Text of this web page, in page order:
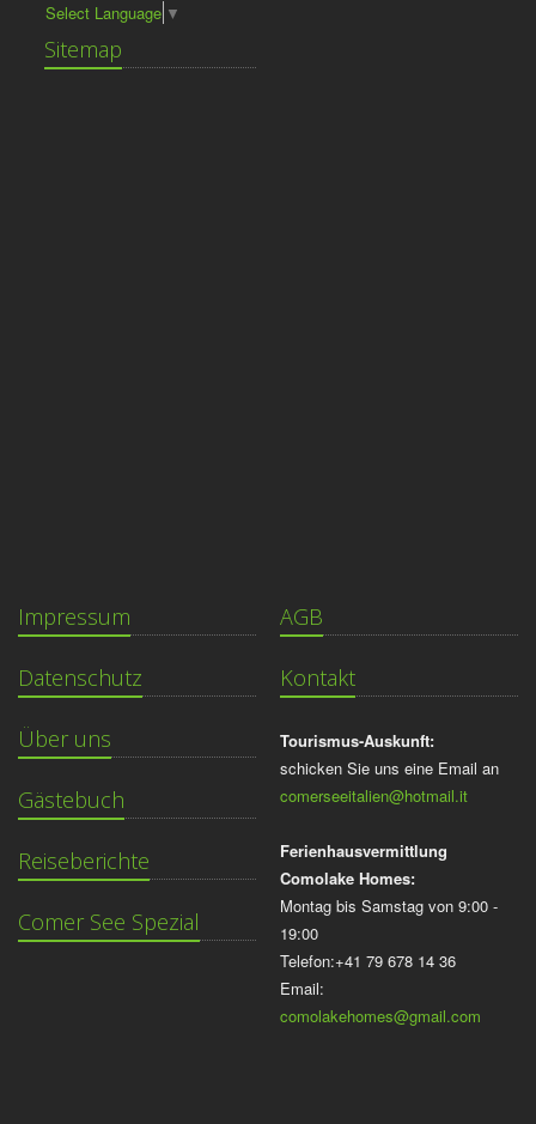
Select Language ▼
Sitemap
Impressum
Datenschutz
Über uns
Gästebuch
Reiseberichte
Comer See Spezial
AGB
Kontakt
Tourismus-Auskunft:
schicken Sie uns eine Email an
comerseeitalien@hotmail.it
Ferienhausvermittlung
Comolake Homes:
Montag bis Samstag von 9:00 -
19:00
Telefon:+41 79 678 14 36
Email:
comolakehomes@gmail.com